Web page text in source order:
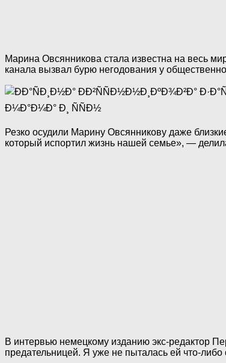
Марина Овсянникова стала известна на весь
канала вызвал бурю негодования у
Резко осудили Марину Овсянникову даже
который испортил жизнь нашей семье», —
В интервью немецкому изданию экс-редактор
предательницей. Я уже не пыталась ей что-